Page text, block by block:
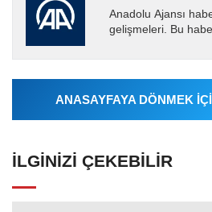
Anadolu Ajansı
gelişmeleri. Bu
tarafından geçilen
ANASAYFAYA DÖNMEK
İLGINIZI ÇEKEBILIR